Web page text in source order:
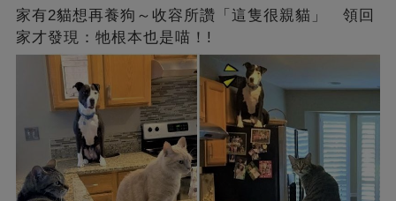
家有2貓想再養狗～收容所讚「這隻很親貓」 領回
家才發現：牠根本也是喵！!